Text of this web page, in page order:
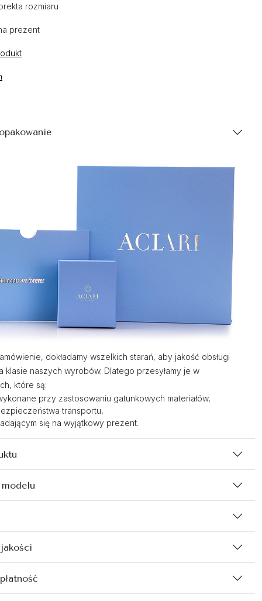
rozmiaru
prezent
dokładamy wszelkich starań, aby jakość obsługi
klasie naszych wyrobów. Dlatego przesyłamy je w
które są:
przy zastosowaniu gatunkowych materiałów,
transportu,
się na wyjątkowy prezent.